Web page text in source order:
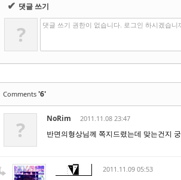
✔ 댓글 쓰기
? 댓글 쓰기 권한이 없습니다. 로그인 하시겠습니
Comments '6'
? NoRim 2011.11.08 23:47
반면의형상님께 쪽지드렸는데 맞는건지
2011.11.09 05:53